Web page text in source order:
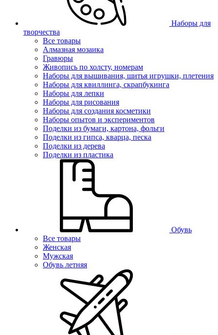
Наборы для
творчества
Все товары
Алмазная мозаика
Гравюры
Живопись по холсту, номерам
Наборы для вышивания, шитья игрушки, плетения
Наборы для квиллинга, скрапбукинга
Наборы для лепки
Наборы для рисования
Наборы для создания косметики
Наборы опытов и экспериментов
Поделки из бумаги, картона, фольги
Поделки из гипса, кварца, песка
Поделки из дерева
Поделки из пластика
Обувь
Все товары
Женская
Мужская
Обувь летняя